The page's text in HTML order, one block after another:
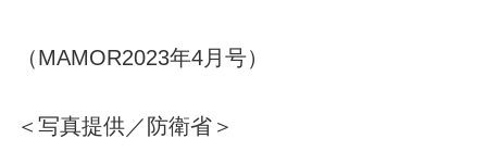
（MAMOR2023年4月号）
＜写真提供／防衛省＞